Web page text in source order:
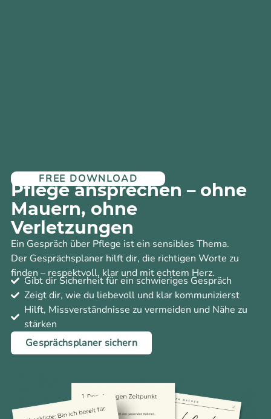
FREE DOWNLOAD
Pflege ansprechen – ohne
Mauern, ohne
Verletzungen
Ein Gespräch über Pflege ist ein sensibles Thema.
Der Gesprächsplaner hilft dir, die richtigen Worte zu
finden – respektvoll, klar und mit echtem Herz.
Gibt dir Sicherheit für ein schwieriges Gespräch
Zeigt dir, wie du liebevoll und klar kommunizierst
Hilft, Missverständnisse zu vermeiden und Nähe zu
stärken
Gesprächsplaner sichern